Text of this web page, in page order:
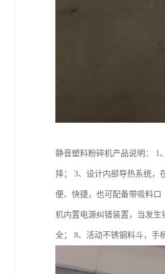
静音塑料粉碎机产品说明： 1
择； 3、设计内部导热系统，
便、快捷，也可配备带吸料
机内置电源纠错装置，当发
全； 8、活动不锈钢料斗，手